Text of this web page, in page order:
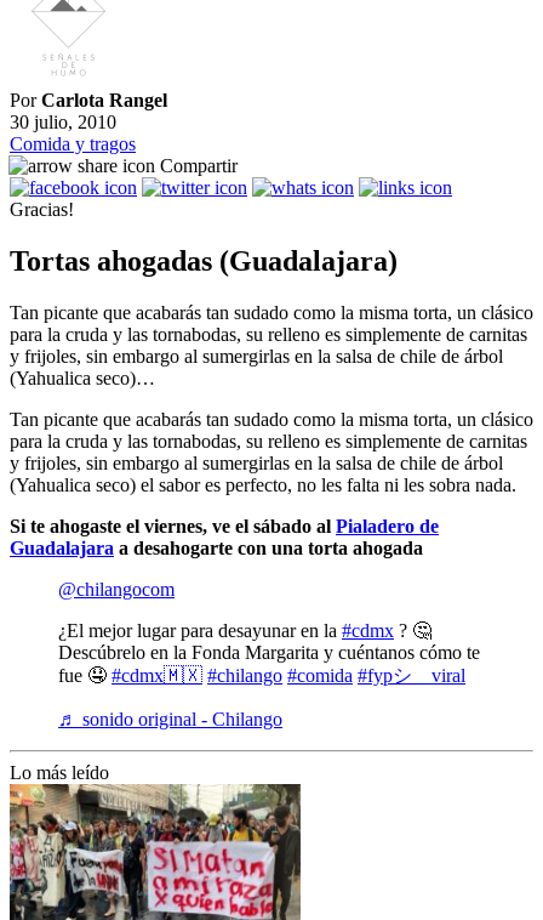
PorCarlota Rangel
30 julio, 2010
Comida y tragos
Compartir
Gracias!
Tortas ahogadas (Guadalajara)
Tan picante que acabarás tan sudado como la misma torta, un clásico
para la cruda y las tornabodas, su relleno es simplemente de carnitas
y frijoles, sin embargo al sumergirlas en la salsa de chile de árbol
(Yahualica seco)…
Tan picante que acabarás tan sudado como la misma torta, un clásico
para la cruda y las tornabodas, su relleno es simplemente de carnitas
y frijoles, sin embargo al sumergirlas en la salsa de chile de árbol
(Yahualica seco) el sabor es perfecto, no les falta ni les sobra nada.
Si te ahogaste el viernes, ve el sábado al Pialadero de
Guadalajara a desahogarte con una torta ahogada
@chilangocom
¿El mejor lugar para desayunar en la #cdmx ? 🤔
Descúbrelo en la Fonda Margarita y cuéntanos cómo te
fue 🤤 #cdmx🇲🇽 #chilango #comida #fypシ゚viral
♬ sonido original - Chilango
Lo más leído